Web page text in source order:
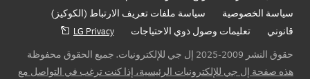
سياسة الخصوصية
سياسة ملفات تعريف الارتباط (الكوكيز)
قانوني
تعليمات وصول ذوي الاحتياجات
LG Privacy
حقوق النشر 2009-2025 إل جي للإلكترونيات. جميع الحقوق محفوظة
هذه صفحة إل جي للإلكترونيات الرئيسية، إذا كنت ترغب في التواصل مع